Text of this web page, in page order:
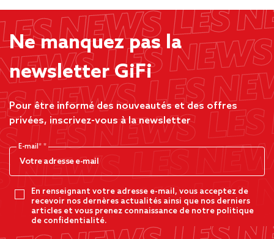
Ne manquez pas la
newsletter GiFi
Pour être informé des nouveautés et des offres
privées, inscrivez-vous à la newsletter
E-mail*
En renseignant votre adresse e-mail, vous acceptez de
recevoir nos dernères actualités ainsi que nos derniers
articles et vous prenez connaissance de notre politique
de confidentialité.